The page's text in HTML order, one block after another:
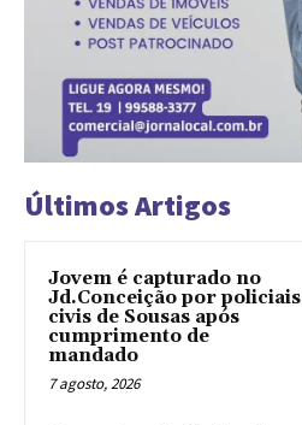
Últimos Artigos
Jovem é capturado no
Jd.Conceição por policiais
civis de Sousas após
cumprimento de
mandado
7 agosto, 2026